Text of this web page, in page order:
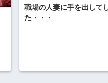
職場の人妻に手を出して
た・・・